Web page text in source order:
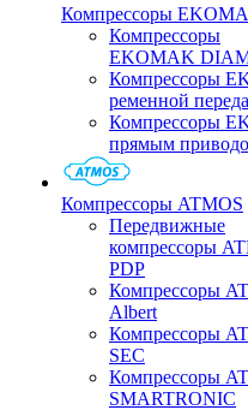
Компрессоры
Компрессоры
EKOMAK
Компрессоры
ременной
Компрессоры
прямым
Компрессоры ATMOS
Передвижные
компрессоры
PDP
Компрессоры
Albert
Компрессоры
SEC
Компрессоры
SMARTRONIC